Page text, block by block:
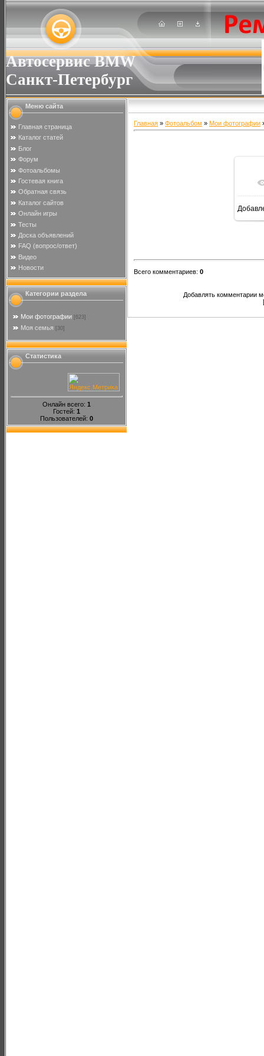
Автосервис BMW
Санкт-Петербург
Меню сайта
Главная страница
Каталог статей
Блог
Форум
Фотоальбомы
Гостевая книга
Обратная связь
Каталог сайтов
Онлайн игры
Тесты
Доска объявлений
FAQ (вопрос/ответ)
Видео
Новости
Категории раздела
Мои фотографии [623]
Моя семья [30]
Статистика
Онлайн всего: 1
Гостей: 1
Пользователей: 0
Главная » Фотоальбом » Мои фотографии
Всего комментариев: 0
Добавлять комментарии